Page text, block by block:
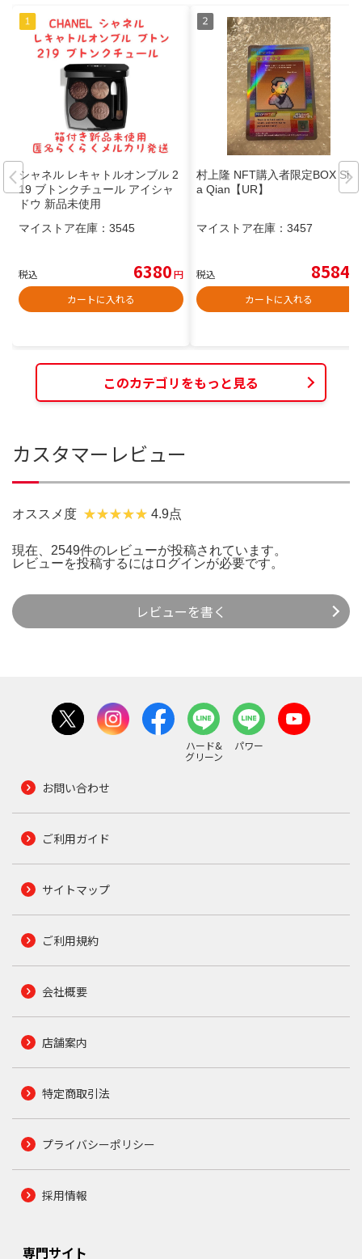
シャネル レキャトルオンブル 2
19 ブトンクチュール アイシャ
ドウ 新品未使用
マイストア在庫： 3545
税込 6380円
カートに入れる
村上隆 NFT購入者限定BOX Sim
a Qian【UR】
マイストア在庫： 3457
税込 8584
カートに入れる
このカテゴリをもっと見る
カスタマーレビュー
オススメ度 4.9点
現在、2549件のレビューが投稿されています。
レビューを投稿するには ログインが必要です。
レビューを書く
ハード&
グリーン
パワー
お問い合わせ
ご利用ガイド
サイトマップ
ご利用規約
会社概要
店舗案内
特定商取引法
プライバシーポリシー
採用情報
専門サイト